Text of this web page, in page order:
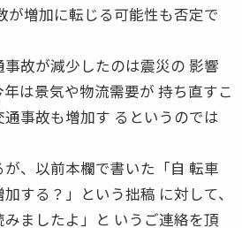
が増加に転じる可能性も否定で
故が減少したのは震災の 影響
は景気や物流需要が 持ち直すこ
事故も増加す るというのでは
、以前本欄で書いた「自 転車
する？」という拙稿 に対して、
ましたよ」と いうご連絡を頂